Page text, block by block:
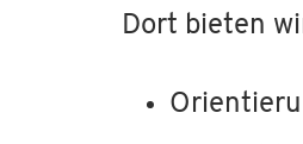
Dort bieten